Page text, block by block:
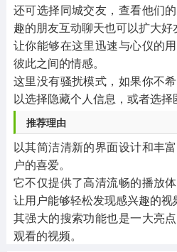
还可选择同城交友，查看他们
趣的朋友互动聊天也可以扩大好
让你能够在这里迅速与心仪的
彼此之间的情感。
这里没有骚扰模式，如果你不
以选择隐藏个人信息，或者选择
推荐理由
以其简洁清新的界面设计和丰
户的喜爱。
它不仅提供了高清流畅的播放
让用户能够轻松发现感兴趣的视
其强大的搜索功能也是一大亮
观看的视频。